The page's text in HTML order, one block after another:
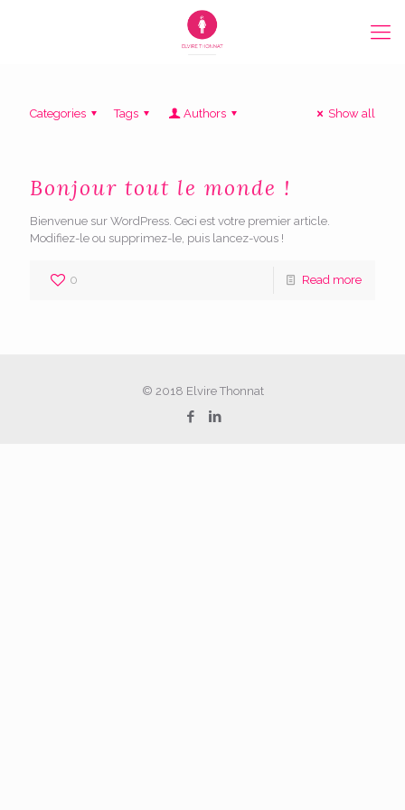
Categories Tags Authors Show all
Bonjour tout le monde !
Bienvenue sur WordPress. Ceci est votre premier article.
Modifiez-le ou supprimez-le, puis lancez-vous !
0 Read more
© 2018 Elvire Thonnat